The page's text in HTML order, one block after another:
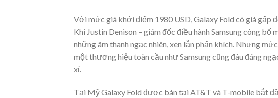
Với mức giá khởi điểm 1980 USD, Galaxy Fold có giá gấp
Khi Justin Denison – giám đốc điều hành Samsung công bố
những âm thanh ngạc nhiên, xen lẫn phấn khích. Nhưng
một thương hiệu toàn cầu như Samsung cũng đâu đáng
xỉ.
Tại Mỹ Galaxy Fold được bán tại AT&T và T-mobile bắt